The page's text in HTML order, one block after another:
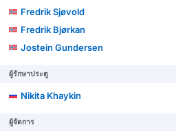
Fredrik Sjøvold
Fredrik Bjørkan
Jostein Gundersen
ผู้รักษาประตู
Nikita Khaykin
ผู้จัดการ